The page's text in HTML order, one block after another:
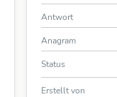
Antwort
Anagram
Status
Erstellt von